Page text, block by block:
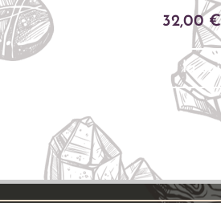
32,00 €
Lire la